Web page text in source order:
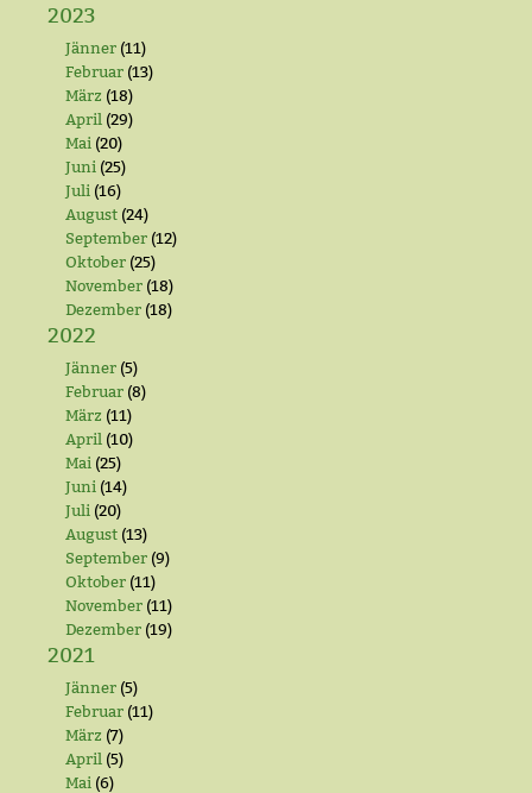
2023
Jänner (11)
Februar (13)
März (18)
April (29)
Mai (20)
Juni (25)
Juli (16)
August (24)
September (12)
Oktober (25)
November (18)
Dezember (18)
2022
Jänner (5)
Februar (8)
März (11)
April (10)
Mai (25)
Juni (14)
Juli (20)
August (13)
September (9)
Oktober (11)
November (11)
Dezember (19)
2021
Jänner (5)
Februar (11)
März (7)
April (5)
Mai (6)